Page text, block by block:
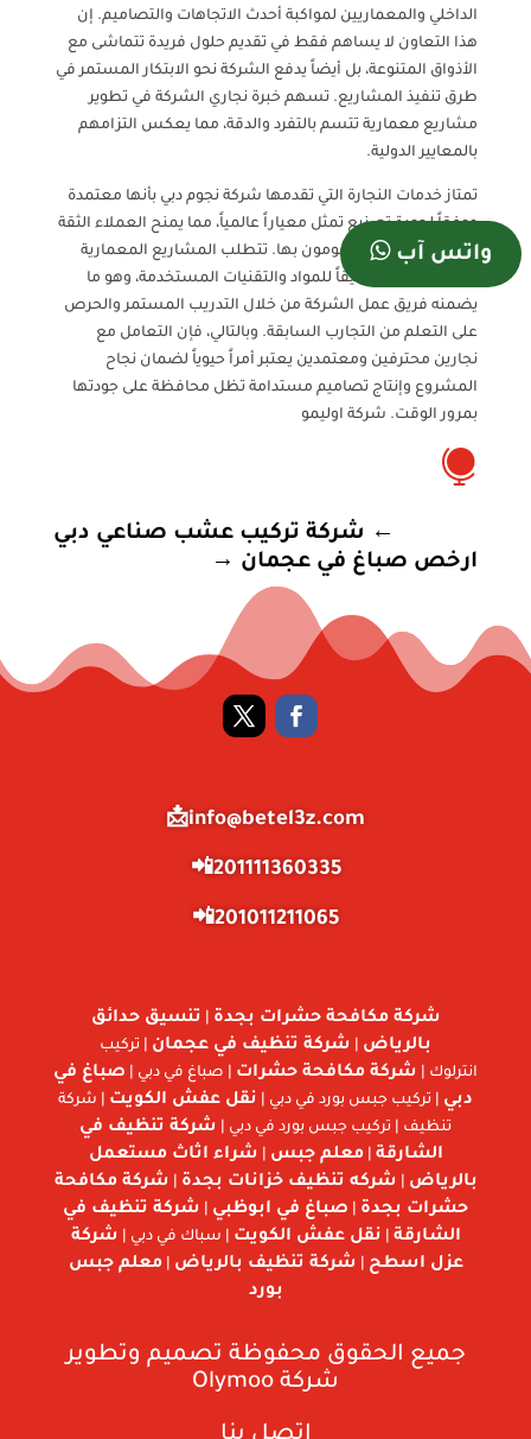
الداخلي والمعماريين لمواكبة أحدث الاتجاهات والتصاميم. إن
هذا التعاون لا يساهم فقط في تقديم حلول فريدة تتماشى مع
الأذواق المتنوعة، بل أيضاً يدفع الشركة نحو الابتكار المستمر في
طرق تنفيذ المشاريع. تسهم خبرة نجاري الشركة في تطوير
مشاريع معمارية تتسم بالتفرد والدقة، مما يعكس التزامهم
بالمعايير الدولية.
تمتاز خدمات النجارة التي تقدمها شركة نجوم دبي بأنها معتمدة
ووفقاً لجودة تصنيع تمثل معياراً عالمياً، مما يمنح العملاء الثقة
في الاختيارات التي يقومون بها. تتطلب المشاريع المعمارية
المعقدة فهمًا عميقاً للمواد والتقنيات المستخدمة، وهو ما
يضمنه فريق عمل الشركة من خلال التدريب المستمر والحرص
على التعلم من التجارب السابقة. وبالتالي، فإن التعامل مع
نجارين محترفين ومعتمدين يعتبر أمراً حيوياً لضمان نجاح
المشروع وإنتاج تصاميم مستدامة تظل محافظة على جودتها
بمرور الوقت. شركة اوليمو

← شركة تركيب عشب صناعي دبي
ارخص صباغ في عجمان →
info@betel3z.com📩
201111360335📲
201011211065📲
واتس آب
شركة مكافحة حشرات بجدة
تنسيق حدائق
بالرياض
شركة تنظيف في عجمان | تركيب
انترلوك |
شركة مكافحة حشرات | صباغ في دبي | صباغ في
دبي | تركيب جبس بورد في دبي | نقل عفش الكويت | شركة
تنظيف | تركيب جبس بورد في دبي |
شركة تنظيف في
الشارقة |معلم جبس
شراء اثاث مستعمل
بالرياض
شركه تنظيف خزانات بجدة
شركة مكافحة
حشرات بجدة
صباغ في ابوظبي
شركة تنظيف في
الشارقة
نقل عفش الكويت | سباك في دبي |
شركة
عزل اسطح
شركة تنظيف بالرياض |معلم جبس
بورد
جميع الحقوق محفوظة تصميم وتطوير
شركة Olymoo